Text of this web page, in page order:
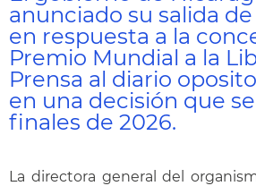
anunciado su salida
en respuesta a la
Premio Mundial a la
Prensa al diario
en una decisión que
finales de 2026.
La directora general del